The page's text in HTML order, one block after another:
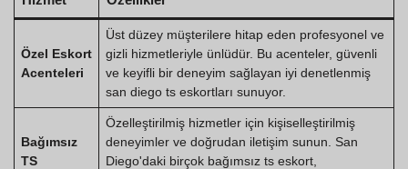
Özel Eskort
Acenteleri
Üst düzey müşterilere hitap eden profesyonel ve
gizli hizmetleriyle ünlüdür. Bu acenteler, güvenli
ve keyifli bir deneyim sağlayan iyi denetlenmiş
san diego ts eskortları sunuyor.
Bağımsız
TS
Özelleştirilmiş hizmetler için kişiselleştirilmiş
deneyimler ve doğrudan iletişim sunun. San
Diego'daki birçok bağımsız ts eskort,